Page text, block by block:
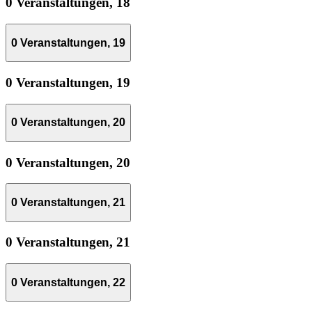
0 Veranstaltungen, 19
0 Veranstaltungen, 19
0 Veranstaltungen, 20
0 Veranstaltungen, 20
0 Veranstaltungen, 21
0 Veranstaltungen, 21
0 Veranstaltungen, 22